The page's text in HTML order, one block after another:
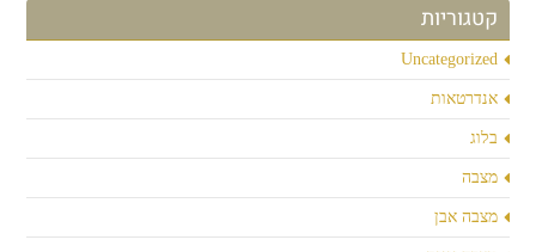
קטגוריות
Uncategorized
אנדרטאות
בלוג
מצבה
מצבה אבן